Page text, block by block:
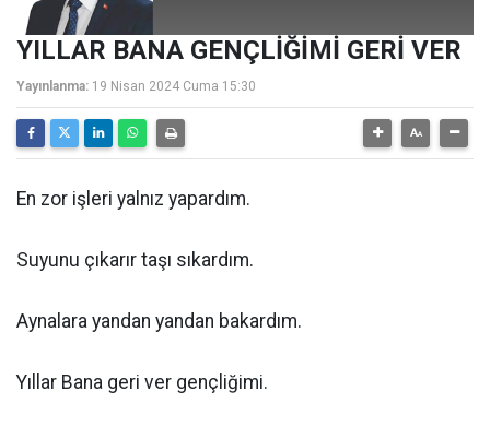
YILLAR BANA GENÇLİĞİMİ GERİ VER
Yayınlanma: 19 Nisan 2024 Cuma 15:30
En zor işleri yalnız yapardım.
Suyunu çıkarır taşı sıkardım.
Aynalara yandan yandan bakardım.
Yıllar Bana geri ver gençliğimi.